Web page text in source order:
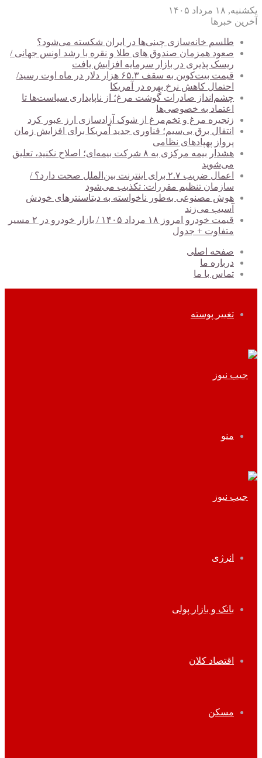
یکشنبه, ۱۸ مرداد ۱۴۰۵
آخرین خبرها
طلسم خانه‌سازی چینی‌ها در ایران شکسته می‌شود؟
صعود همزمان صندوق های طلا و نقره با رشد اونس جهانی /
ریسک پذیری در بازار سرمایه افزایش یافت
قیمت بیت‌کوین به سقف ۶۵.۳ هزار دلار در ماه اوت رسید/
احتمال کاهش نرخ بهره در آمریکا
چشم‌انداز صادرات گوشت مرغ؛ از ناپایداری سیاست‌ها تا
اعتماد به خصوصی‌ها
زنجیره مرغ و تخم‌مرغ از شوک آزادسازی ارز عبور کرد
انتقال برق بی‌سیم؛ فناوری جدید آمریکا برای افزایش زمان
پرواز پهپادهای نظامی
هشدار بیمه مرکزی به ۸ شرکت بیمه‌ای؛ اصلاح نکنید، تعلیق
می‌شوید
اعمال ضریب ۲.۷ برای اینترنت بین‌الملل صحت دارد؟ /
سازمان تنظیم مقررات: تکذیب می‌شود
هوش مصنوعی به‌طور ناخواسته به دیتاسنترهای خودش
آسیب می‌زند
قیمت خودرو امروز ۱۸ مرداد ۱۴۰۵ / بازار خودرو در ۲ مسیر
متفاوت + جدول
صفحه اصلی
درباره ما
تماس با ما
تغییر پوسته
منو
انرژی
بانک و بازار پولی
اقتصاد کلان
مسکن